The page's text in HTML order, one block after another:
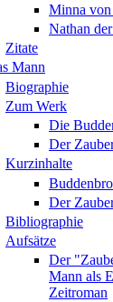
Minna
Nathan
Zitate
Mann
Biographie
Zum Werk
Die
Der
Kurzinhalte
Der
Bibliographie
Aufsätze
Der
Mann als
Zeitroman